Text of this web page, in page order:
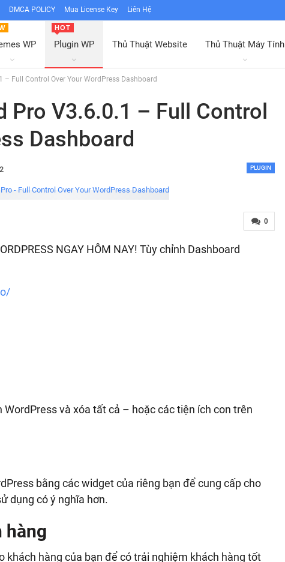
DMCA POLICY Mua License Key Liên Hệ
WP Plugin WP
HOT
Thủ Thuật Website Thủ Thuật Máy Tính
Full Control Over Your WordPress Dashboard
Pro V3.6.0.1 – Full Control
Dashboard
PLUGIN
0
NGAY HÔM NAY! Tùy chỉnh Dashboard
và xóa tất cả – hoặc các tiện ích con trên
bằng các widget của riêng bạn để cung cấp cho
dụng có ý nghĩa hơn.
hàng
khách hàng của bạn để có trải nghiệm khách hàng tốt